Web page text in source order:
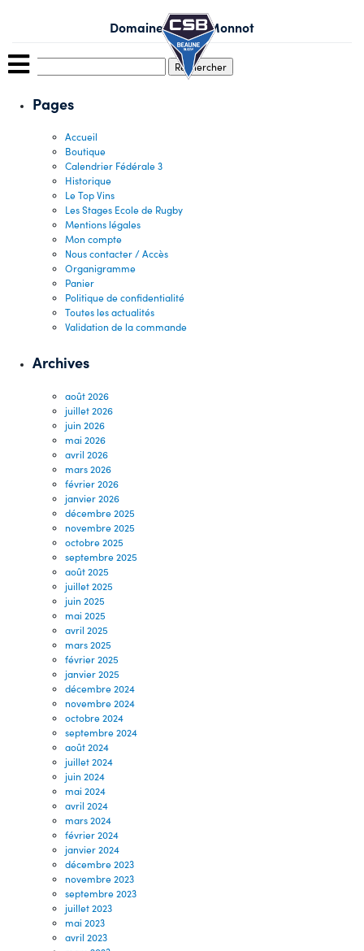
Domaine Xavier Monnot
Pages
Accueil
Boutique
Calendrier Fédérale 3
Historique
Le Top Vins
Les Stages Ecole de Rugby
Mentions légales
Mon compte
Nous contacter / Accès
Organigramme
Panier
Politique de confidentialité
Toutes les actualités
Validation de la commande
Archives
août 2026
juillet 2026
juin 2026
mai 2026
avril 2026
mars 2026
février 2026
janvier 2026
décembre 2025
novembre 2025
octobre 2025
septembre 2025
août 2025
juillet 2025
juin 2025
mai 2025
avril 2025
mars 2025
février 2025
janvier 2025
décembre 2024
novembre 2024
octobre 2024
septembre 2024
août 2024
juillet 2024
juin 2024
mai 2024
avril 2024
mars 2024
février 2024
janvier 2024
décembre 2023
novembre 2023
septembre 2023
juillet 2023
mai 2023
avril 2023